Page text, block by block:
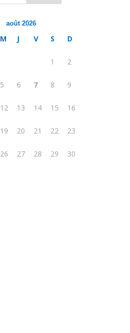
août 2026
M J V S D
1 2
5 6 7 8 9
12 13 14 15 16
19 20 21 22 23
26 27 28 29 30